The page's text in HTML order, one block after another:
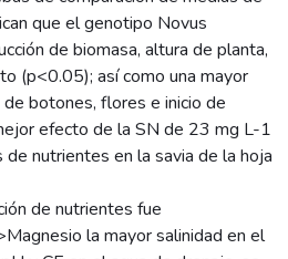
que el genotipo Novus
de biomasa, altura de planta,
(p<0.05); así como una mayor
botones, flores e inicio de
efecto de la SN de 23 mg L-1
nutrientes en la savia de la hoja
de nutrientes fue
la mayor salinidad en el